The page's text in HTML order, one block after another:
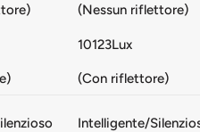
(Nessun riflettore)
10123Lux
(Con riflettore)
Intelligente/